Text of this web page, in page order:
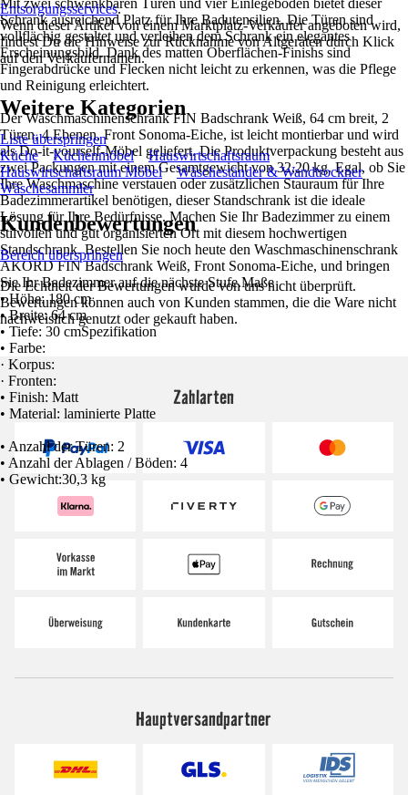
Mit zwei schwenkbaren Türen und vier Einlegeböden bietet dieser
Schrank ausreichend Platz für Ihre Badutensilien. Die Türen sind
vollflächig gestaltet und verleihen dem Schrank ein elegantes
Erscheinungsbild. Dank des matten Oberflächen-Finishs sind
Fingerabdrücke und Flecken nicht leicht zu erkennen, was die Pflege
und Reinigung erleichtert.
Der Waschmaschinenschrank FIN Badschrank Weiß, 64 cm breit, 2
Türen, 4 Ebenen, Front Sonoma-Eiche, ist leicht montierbar und wird
als Do-it-yourself-Möbel geliefert. Die Produktverpackung besteht aus
zwei Packungen mit einem Gesamtgewicht von 32,20 kg. Egal, ob Sie
Ihre Waschmaschine verstauen oder zusätzlichen Stauraum für Ihre
Badezimmerartikel benötigen, dieser Standschrank ist die ideale
Lösung für Ihre Bedürfnisse. Machen Sie Ihr Badezimmer zu einem
stilvollen und gut organisierten Ort mit diesem hochwertigen
Standschrank. Bestellen Sie noch heute den Waschmaschinenschrank
AKORD FIN Badschrank Weiß, Front Sonoma-Eiche, und bringen
Sie Ihr Badezimmer auf die nächste Stufe.Maße
• Höhe: 180 cm
• Breite: 64 cm
• Tiefe: 30 cmSpezifikation
• Farbe:
· Korpus:
· Fronten:
• Finish: Matt
• Material: laminierte Platte
• Anzahl der Türen: 2
• Anzahl der Ablagen / Böden: 4
• Gewicht:30,3 kg
Entsorgungsservices.
Wenn dieser Artikel von einem Marktplatz-Verkäufer angeboten wird,
findest Du die Hinweise zur Rücknahme von Altgeräten durch Klick
auf den Verkäufernamen.
Weitere Kategorien
Liste überspringen
Küche
Küchenmöbel
Hauswirtschaftsraum
Hauswirtschaftsraum Möbel
Wäscheständer & Wandtrockner
Wäschesammler
Kundenbewertungen
Bereich überspringen
Die Echtheit der Bewertungen wurde von uns nicht überprüft.
Bewertungen können auch von Kunden stammen, die die Ware nicht
nachweislich genutzt oder gekauft haben.
Zahlarten
Hauptversandpartner